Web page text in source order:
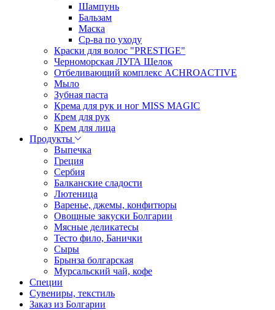
Шампунь
Бальзам
Маска
Ср-ва по уходу
Краски для волос "PRESTIGE"
Черноморская ЛУГА Щелок
Отбеливающий комплекс ACHROACTIVE
Мыло
Зубная паста
Крема для рук и ног MISS MAGIC
Крем для рук
Крем для лица
Продукты
Выпечка
Греция
Сербия
Балканские сладости
Лютеница
Варенье, джемы, конфитюры
Овощные закуски Болгарии
Мясные деликатесы
Тесто фило, Банички
Сыры
Брынза болгарская
Мурсальский чай, кофе
Специи
Сувениры, текстиль
Заказ из Болгарии